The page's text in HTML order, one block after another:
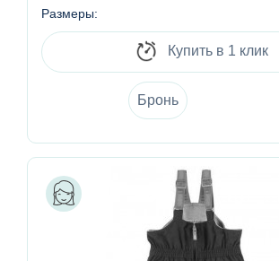
Размеры:
Купить в 1 клик
Бронь